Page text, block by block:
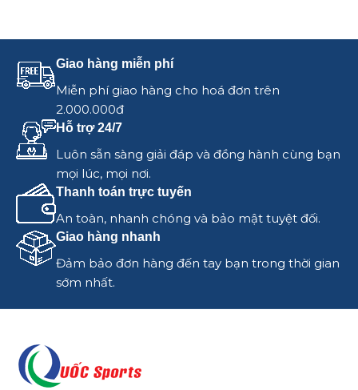
Giao hàng miễn phí
Miễn phí giao hàng cho hoá đơn trên
2.000.000đ
Hỗ trợ 24/7
Luôn sẵn sàng giải đáp và đồng hành cùng bạn
mọi lúc, mọi nơi.
Thanh toán trực tuyến
An toàn, nhanh chóng và bảo mật tuyệt đối.
Giao hàng nhanh
Đảm bảo đơn hàng đến tay bạn trong thời gian
sớm nhất.